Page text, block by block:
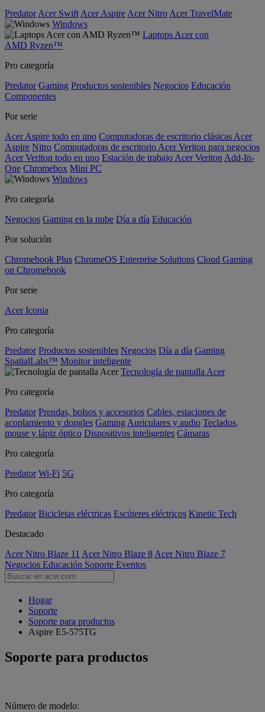
Predator Acer Swift Acer Aspire Acer Nitro Acer TravelMate
Windows
Laptops Acer con
AMD Ryzen™
Pro categoría
Predator Gaming Productos sostenibles Negocios Educación
Componentes
Por serie
Acer Aspire todo en uno Computadoras de escritorio clásicas Acer
Aspire Nitro Computadoras de escritorio Acer Veriton para negocios
Acer Veriton todo en uno Estación de trabajo Acer Veriton Add-In-
One Chromebox Mini PC
Windows
Pro categoría
Negocios Gaming en la nube Día a día Educación
Por solución
Chromebook Plus ChromeOS Enterprise Solutions Cloud Gaming
on Chromebook
Por serie
Acer Iconia
Pro categoría
Predator Productos sostenibles Negocios Día a día Gaming
SpatialLabs™ Monitor inteligente
Tecnología de pantalla Acer
Pro categoría
Predator Prendas, bolsos y accesorios Cables, estaciones de
acoplamiento y dongles Gaming Auriculares y audio Teclados,
mouse y lápiz óptico Dispositivos inteligentes Cámaras
Pro categoría
Predator Wi-Fi 5G
Pro categoría
Predator Bicicletas eléctricas Escúteres eléctricos Kinetic Tech
Destacado
Acer Nitro Blaze 11 Acer Nitro Blaze 8 Acer Nitro Blaze 7
Negocios Educación Soporte Eventos
Hogar
Soporte
Soporte para productos
Aspire E5-575TG
Soporte para productos
Número de modelo: